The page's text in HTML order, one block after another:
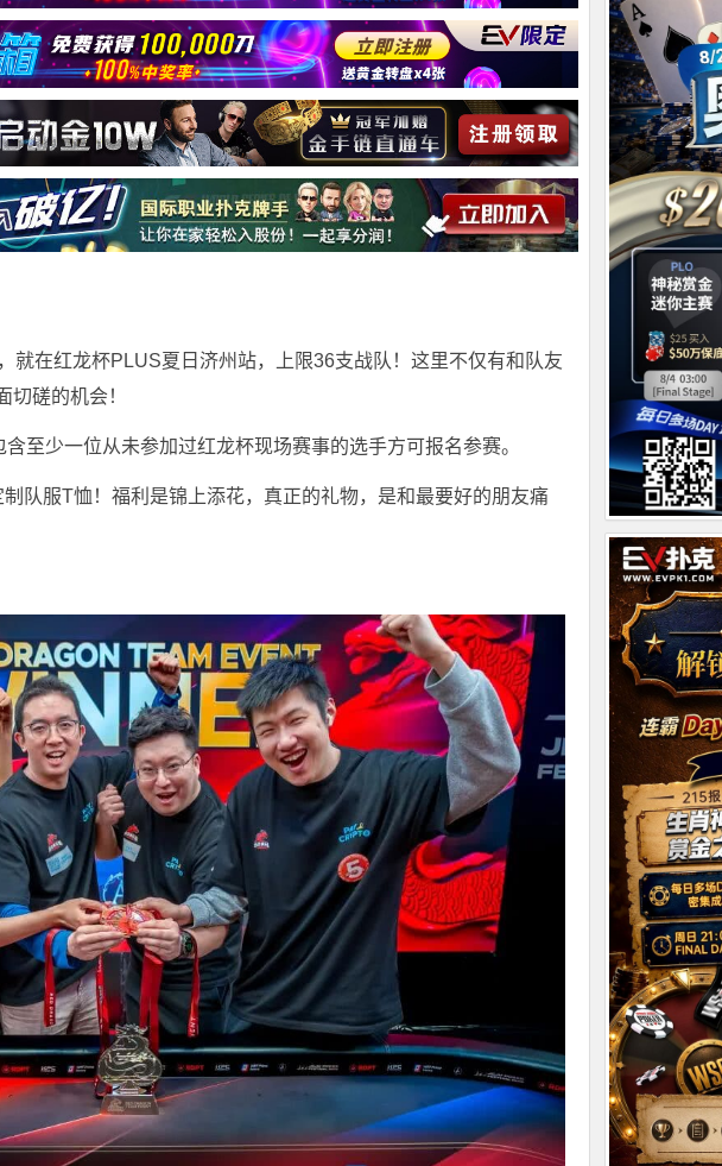
就在红龙杯PLUS夏日济州站，上限36支战队！这里不仅有和队友
磋的机会！
至少一位从未参加过红龙杯现场赛事的选手方可报名参赛。
队服T恤！福利是锦上添花，真正的礼物，是和最要好的朋友痛